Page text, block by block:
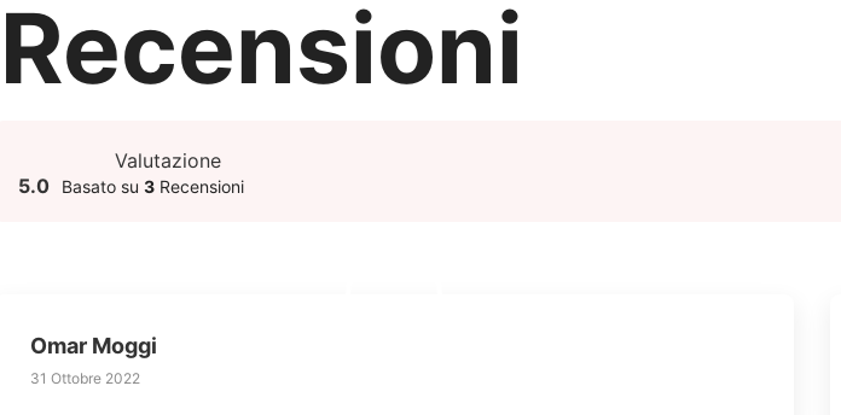
Vai
contenuto
Recensioni
Valutazione
5.0
Basato su 3 Recensioni
Omar Moggi
31 Ottobre 2022